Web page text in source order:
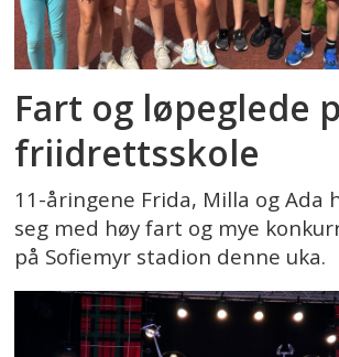
Fart og løpeglede
friidrettsskole
11-åringene Frida, Milla og Ada
seg med høy fart og mye
på Sofiemyr stadion denne uka.